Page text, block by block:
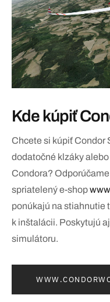
Kde kúpiť
Chcete si kúpiť Condor
dodatočné klzáky
Condora?
spriatelený e-shop
ponúkajú na stiahnutie
k inštalácii. Poskytujú
simulátoru.